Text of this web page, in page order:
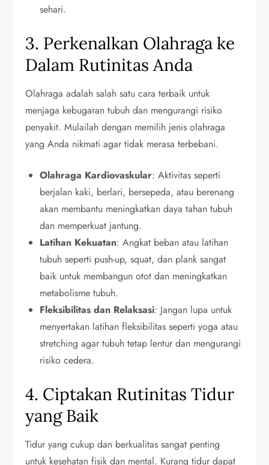
sehari.
3. Perkenalkan Olahraga ke
Dalam Rutinitas Anda
Olahraga adalah salah satu cara terbaik untuk
menjaga kebugaran tubuh dan mengurangi risiko
penyakit. Mulailah dengan memilih jenis olahraga
yang Anda nikmati agar tidak merasa terbebani.
Olahraga Kardiovaskular: Aktivitas seperti
berjalan kaki, berlari, bersepeda, atau berenang
akan membantu meningkatkan daya tahan tubuh
dan memperkuat jantung.
Latihan Kekuatan: Angkat beban atau latihan
tubuh seperti push-up, squat, dan plank sangat
baik untuk membangun otot dan meningkatkan
metabolisme tubuh.
Fleksibilitas dan Relaksasi: Jangan lupa untuk
menyertakan latihan fleksibilitas seperti yoga atau
stretching agar tubuh tetap lentur dan mengurangi
risiko cedera.
4. Ciptakan Rutinitas Tidur
yang Baik
Tidur yang cukup dan berkualitas sangat penting
untuk kesehatan fisik dan mental. Kurang tidur dapat